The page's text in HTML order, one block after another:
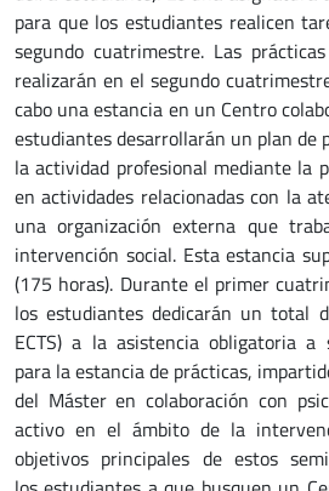
para que los estudiantes realicen
segundo cuatrimestre. Las
realizarán en el segundo
cabo una estancia en un Centro
estudiantes desarrollarán un plan de
la actividad profesional mediante la
en actividades relacionadas con la
una organización externa que
intervención social. Esta estancia
(175 horas). Durante el primer
los estudiantes dedicarán un total
ECTS) a la asistencia obligatoria a
para la estancia de prácticas,
del Máster en colaboración con
activo en el ámbito de la
objetivos principales de estos